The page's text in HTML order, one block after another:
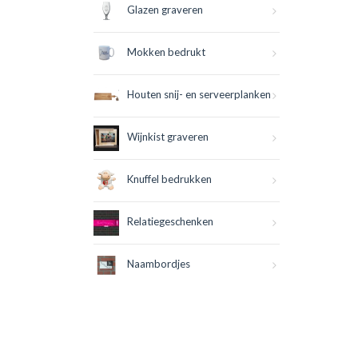
Glazen graveren
Mokken bedrukt
Houten snij- en serveerplanken
Wijnkist graveren
Knuffel bedrukken
Relatiegeschenken
Naambordjes